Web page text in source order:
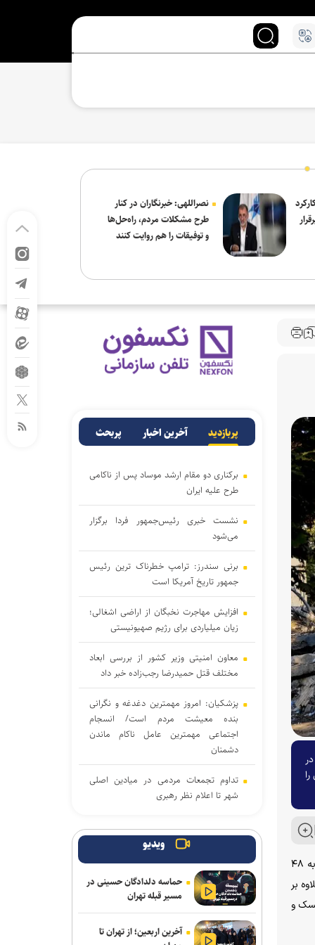
نصراللهی: خبرنگاران در کنار
طرح مشکلات مردم، راه‌حل‌ها
و توفیقات را هم روایت کنند
به گزارش خبرگزاری آنا به نقل از آناتولی، «لئونید پاسچنیک»، مقام ارشد منصوب روسیه در لوهانسک، ضمن تأیید افزایش شمار مجروحان به ۴۸
بر
و
پربازدید آخرین اخبار پربحث
برکناری دو مقام ارشد موساد پس از ناکامی
طرح علیه ایران
نشست خبری رئیس‌جمهور فردا برگزار
می‌شود
برنی سندرز: ترامپ خطرناک‌ ترین رئیس‌
جمهور تاریخ آمریکا است
افزایش مهاجرت نخبگان از اراضی اشغالی؛
زیان میلیاردی برای رژیم صهیونیستی
معاون امنیتی وزیر کشور از بررسی ابعاد
مختلف قتل حمیدرضا رجب‌زاده خبر داد
پزشکیان: امروز مهمترین دغدغه و نگرانی
بنده معیشت مردم است/ انسجام
اجتماعی مهمترین عامل ناکام ماندن
دشمنان
تداوم تجمعات مردمی در میادین اصلی
شهر تا اعلام نظر رهبری
جامعه را نمی‌توان با امرونهی اداره کرد/ با
پشتیبانی رهبری تمام تلاش بر وحدت و
سقوط آراء مرتبط با حزب نتانیاهو در آستانه
انتخابات کنست
اولیانوف: خروج از مناقشه آمریکا-ایران، تنها
ویدیو
حماسه دلدادگان حسینی در
مسیر قبله تهران
آخرین اربعین؛ از تهران تا